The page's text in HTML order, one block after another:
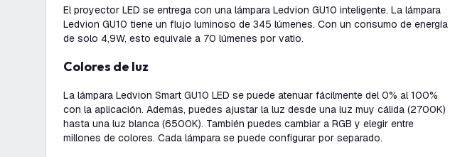
El proyector LED se entrega con una lámpara Ledvion GU10 inteligente. La lámpara
Ledvion GU10 tiene un flujo luminoso de 345 lúmenes. Con un consumo de energía
de solo 4,9W, esto equivale a 70 lúmenes por vatio.
Colores de luz
La lámpara Ledvion Smart GU10 LED se puede atenuar fácilmente del 0% al 100%
con la aplicación. Además, puedes ajustar la luz desde una luz muy cálida (2700K)
hasta una luz blanca (6500K). También puedes cambiar a RGB y elegir entre
millones de colores. Cada lámpara se puede configurar por separado.